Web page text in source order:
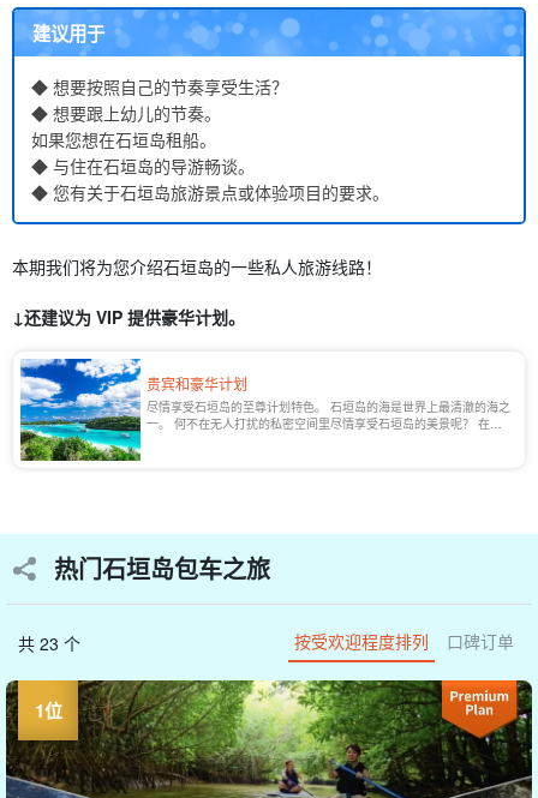
建议用于
◆ 想要按照自己的节奏享受生活？
◆ 想要跟上幼儿的节奏。
如果您想在石垣岛租船。
◆ 与住在石垣岛的导游畅谈。
◆ 您有关于石垣岛旅游景点或体验项目的要求。
本期我们将为您介绍石垣岛的一些私人旅游线路！
↓还建议为 VIP 提供豪华计划。
贵宾和豪华计划
尽情享受石垣岛的至尊计划特色。 石垣岛的海是世界上最清澈的海之
一。 何不在无人打扰的私密空间里尽情享受石垣岛的美景呢？ 在本
热门石垣岛包车之旅
共 23 个 按受欢迎程度排列 口碑订单